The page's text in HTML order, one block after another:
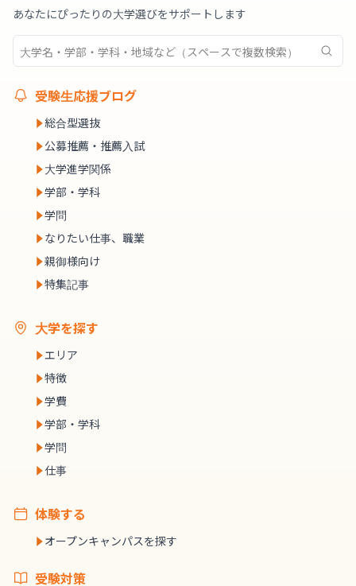
あなたにぴったりの大学選びをサポートします
受験生応援ブログ
総合型選抜
公募推薦・推薦入試
大学進学関係
学部・学科
学問
なりたい仕事、職業
親御様向け
特集記事
大学を探す
エリア
特徴
学費
学部・学科
学問
仕事
体験する
オープンキャンパスを探す
受験対策